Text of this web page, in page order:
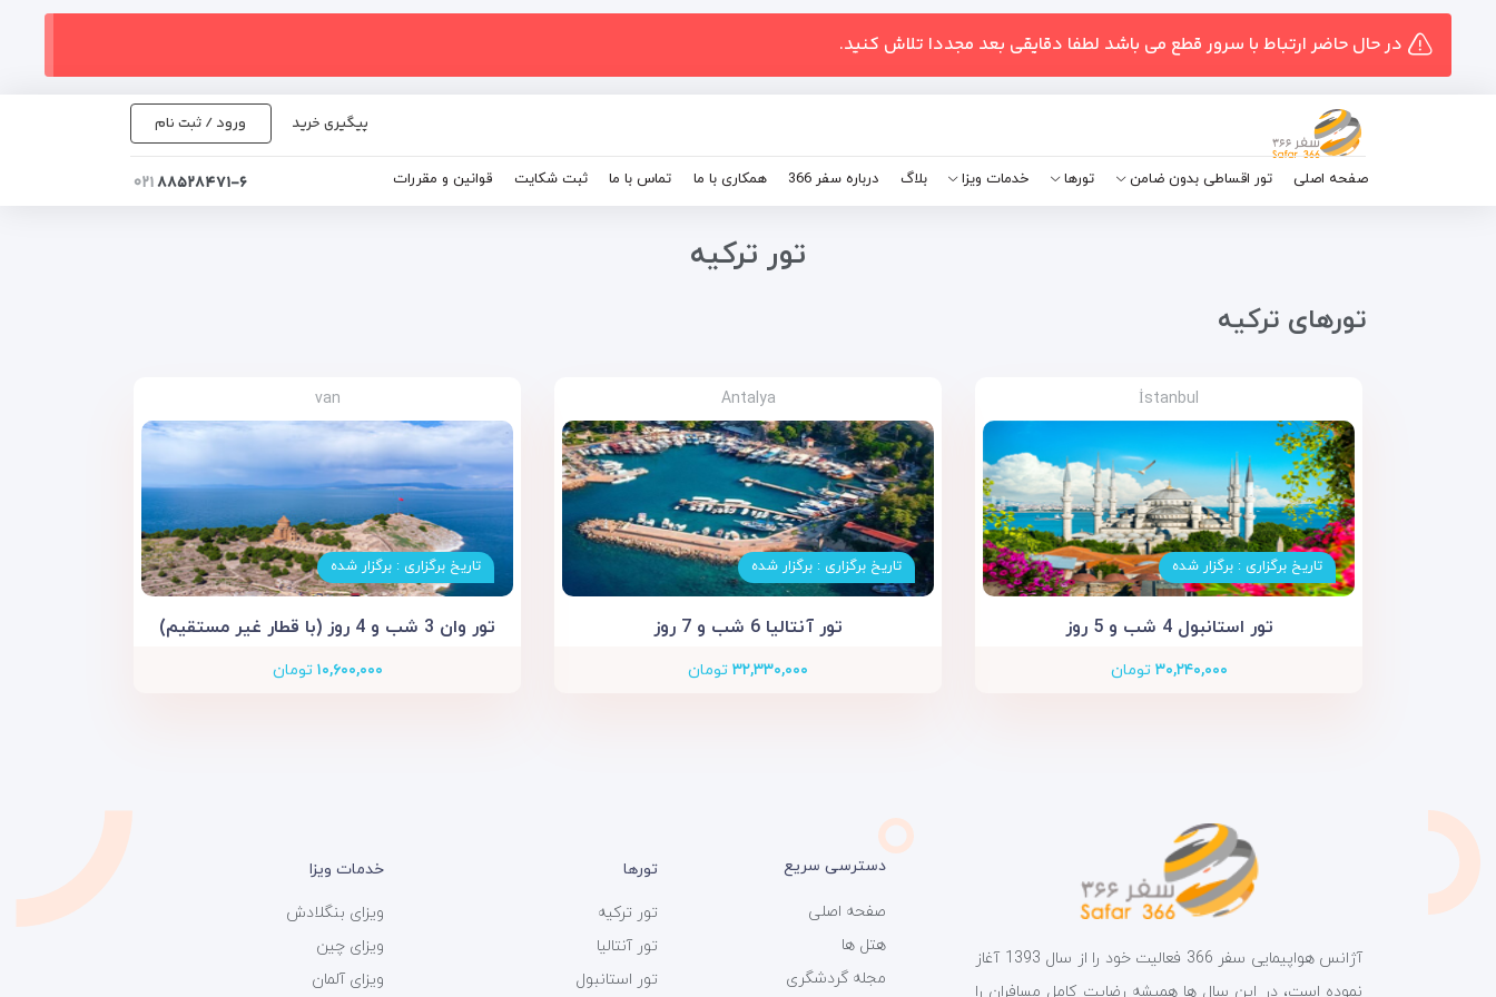
در حال حاضر ارتباط با سرور قطع می باشد لطفا دقایقی بعد مجددا تلاش کنید.
پیگیری خرید ورود / ثبت نام
صفحه اصلی تور اقساطی بدون ضامن تورها خدمات ویزا بلاگ درباره سفر 366 همکاری با ما تماس با ما ثبت شکایت قوانین و مقررات ۸۸۵۲۸۴۷۱-۶۰۲۱
تور ترکیه
تور‌های ترکیه
İstanbul
تاریخ برگزاری : برگزار شده
تور استانبول 4 شب و 5 روز
۳۰,۲۴۰,۰۰۰ تومان
Antalya
تاریخ برگزاری : برگزار شده
تور آنتالیا 6 شب و 7 روز
۳۲,۳۳۰,۰۰۰ تومان
van
تاریخ برگزاری : برگزار شده
تور وان 3 شب و 4 روز (با قطار غیر مستقیم)
۱۰,۶۰۰,۰۰۰ تومان
آژانس هواپیمایی سفر 366 فعالیت خود را از سال 1393 آغاز
نموده است، در این سال ها همیشه رضایت کامل مسافران را
دسترسی سریع
صفحه اصلی
هتل ها
مجله گردشگری
تورها
تور ترکیه
تور آنتالیا
تور استانبول
خدمات ویزا
ویزای بنگلادش
ویزای چین
ویزای آلمان